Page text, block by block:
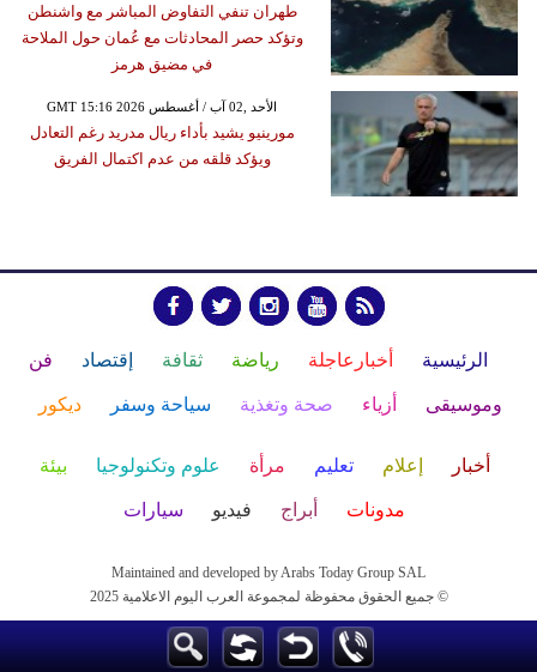
طهران تنفي التفاوض المباشر مع واشنطن
وتؤكد حصر المحادثات مع عُمان حول الملاحة
في مضيق هرمز
GMT 15:16 2026 الأحد ,02 آب / أغسطس
مورينيو يشيد بأداء ريال مدريد رغم التعادل
ويؤكد قلقه من عدم اكتمال الفريق
الرئيسية أخبارعاجلة رياضة ثقافة إقتصاد فن
وموسيقى أزياء صحة وتغذية سياحة وسفر ديكور
أخبار إعلام تعليم مرأة علوم وتكنولوجيا بيئة
مدونات أبراج فيديو سيارات
Maintained and developed by Arabs Today Group SAL
جميع الحقوق محفوظة لمجموعة العرب اليوم الاعلامية 2025 ©